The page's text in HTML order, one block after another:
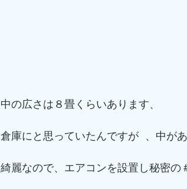
中の広さは８畳くらいあります、
倉庫にと思っていたんですが 、中が
綺麗なので、エアコンを設置し秘密の